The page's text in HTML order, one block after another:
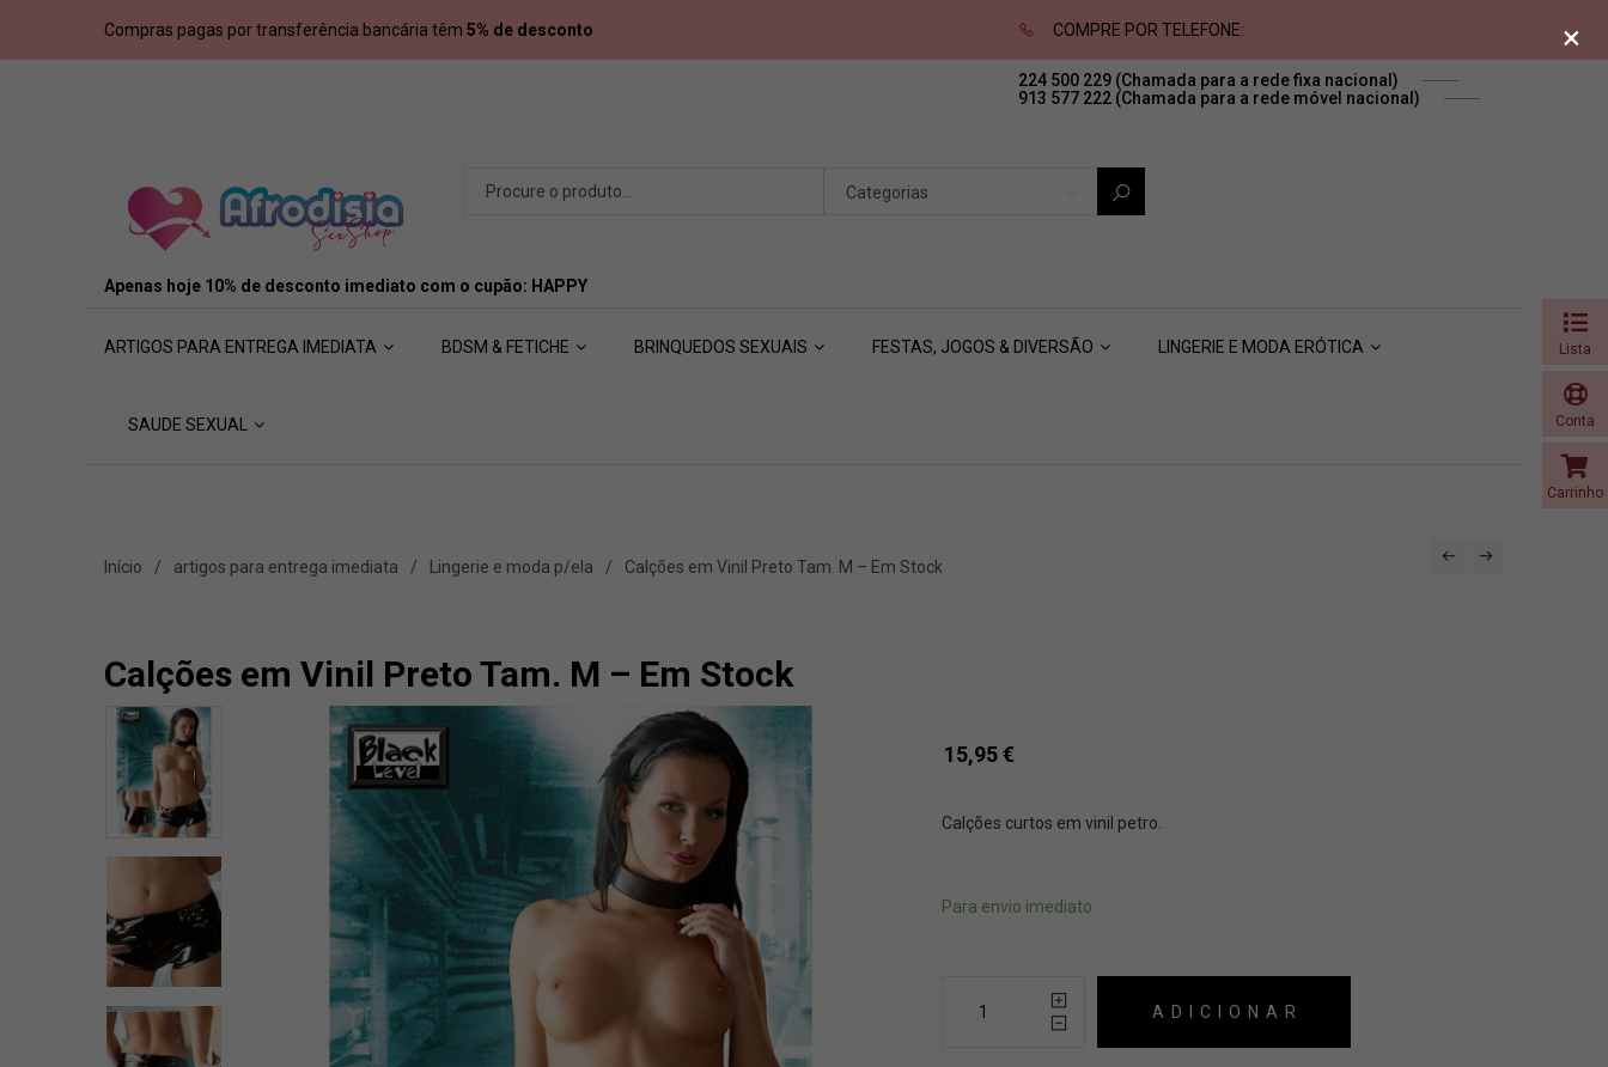
Compras pagas por transferência bancária têm 5% de desconto COMPRE POR TELEFONE:
224 500 229 (Chamada para a rede fixa nacional)
913 577 222 (Chamada para a rede móvel nacional)
Categorias
Apenas hoje 10% de desconto imediato com o cupão: HAPPY
ARTIGOS PARA ENTREGA IMEDIATA BDSM & FETICHE BRINQUEDOS SEXUAIS FESTAS, JOGOS & DIVERSÃO LINGERIE E MODA ERÓTICA
SAUDE SEXUAL
Início artigos para entrega imediata Lingerie e moda p/ela Calções em Vinil Preto Tam. M – Em Stock
Calções em Vinil Preto Tam. M – Em Stock
15,95€
Calções curtos em vinil petro.
Para envio imediato.
ADICIONAR
×